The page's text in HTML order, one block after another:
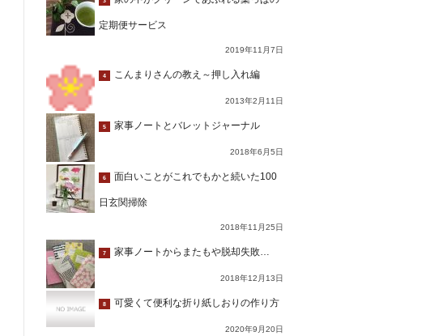
定期便サービス
2019年11月7日
4 こんまりさんの教え～押し入れ編
2013年2月11日
5 家事ノートとバレットジャーナル
2018年6月5日
6 面白いことがこれでもかと続いた100
日玄関掃除
2018年11月25日
7 家事ノートからまたもや脱却失敗…
2018年12月13日
8 可愛くて便利な折り紙しおりの作り方
2020年9月20日